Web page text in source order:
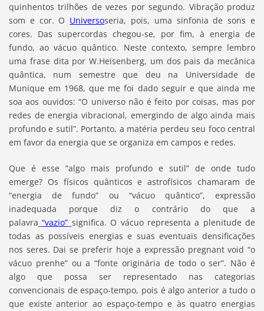
quinhentos trilhões de vezes por segundo. Vibração produz
som e cor. O Universoseria, pois, uma sinfonia de sons e
cores. Das supercordas chegou-se, por fim, à energia de
fundo, ao vácuo quântico. Neste contexto, sempre lembro
uma frase dita por W.Heisenberg, um dos pais da mecânica
quântica, num semestre que deu na Universidade de
Munique em 1968, que me foi dado seguir e que ainda me
soa aos ouvidos: “O universo não é feito por coisas, mas por
redes de energia vibracional, emergindo de algo ainda mais
profundo e sutil”. Portanto, a matéria perdeu seu foco central
em favor da energia que se organiza em campos e redes.
Que é esse ”algo mais profundo e sutil” de onde tudo
emerge? Os físicos quânticos e astrofísicos chamaram de
“energia de fundo” ou “vácuo quântico”, expressão
inadequada porque diz o contrário do que a
palavra “vazio” significa. O vácuo representa a plenitude de
todas as possíveis energias e suas eventuais densificações
nos seres. Dai se preferir hoje a expressão pregnant void “o
vácuo prenhe” ou a “fonte originária de todo o ser”. Não é
algo que possa ser representado nas categorias
convencionais de espaço-tempo, pois é algo anterior a tudo o
que existe anterior ao espaço-tempo e às quatro energias